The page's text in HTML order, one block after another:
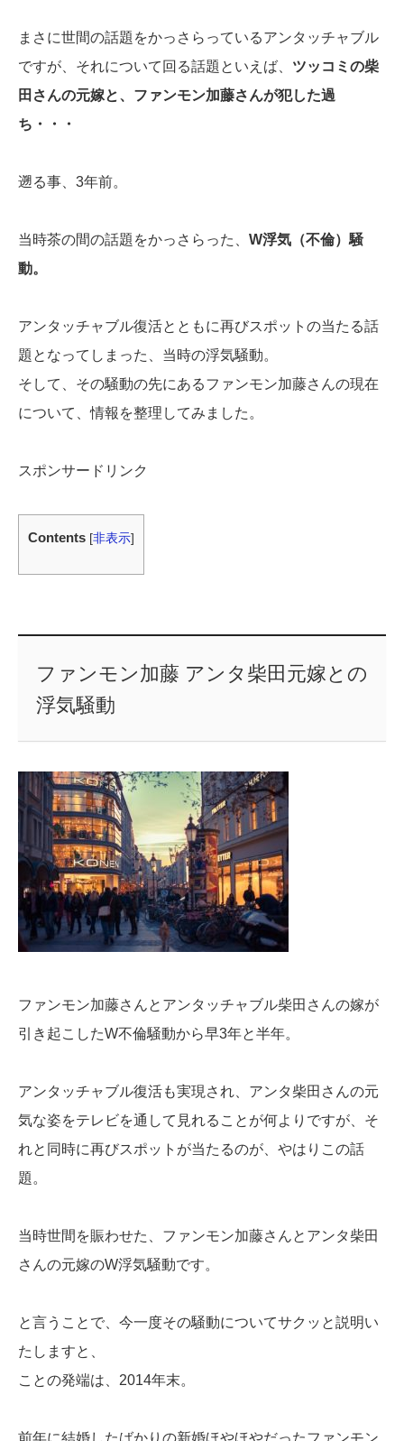
まさに世間の話題をかっさらっているアンタッチャブル
ですが、それについて回る話題といえば、 ツッコミの柴
田さんの元嫁と、ファンモン加藤さんが犯した過
ち・・・
遡る事、3年前。
当時茶の間の話題をかっさらった、 W浮気（不倫）騒
動。
アンタッチャブル復活とともに再びスポットの当たる話
題となってしまった、当時の浮気騒動。
そして、その騒動の先にあるファンモン加藤さんの現在
について、情報を整理してみました。
スポンサードリンク
Contents [非表示]
ファンモン加藤 アンタ柴田元嫁との
浮気騒動
ファンモン加藤さんとアンタッチャブル柴田さんの嫁が
引き起こしたW不倫騒動から早3年と半年。
アンタッチャブル復活も実現され、アンタ柴田さんの元
気な姿をテレビを通して見れることが何よりですが、そ
れと同時に再びスポットが当たるのが、やはりこの話
題。
当時世間を賑わせた、ファンモン加藤さんとアンタ柴田
さんの元嫁のW浮気騒動です。
と言うことで、今一度その騒動についてサクッと説明い
たしますと、
ことの発端は、2014年末。
前年に結婚したばかりの新婚ほやほやだったファンモン